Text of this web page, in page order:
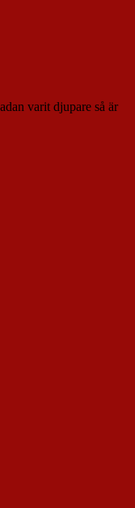
varit djupare så är